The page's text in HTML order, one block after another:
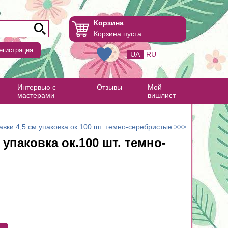
Корзина
Корзина пуста
UA RU
Интервью с
мастерами
Отзывы
Мой
вишлист
4,5 см упаковка ок.100 шт. темно-серебристые >>>
ок.100 шт. темно-